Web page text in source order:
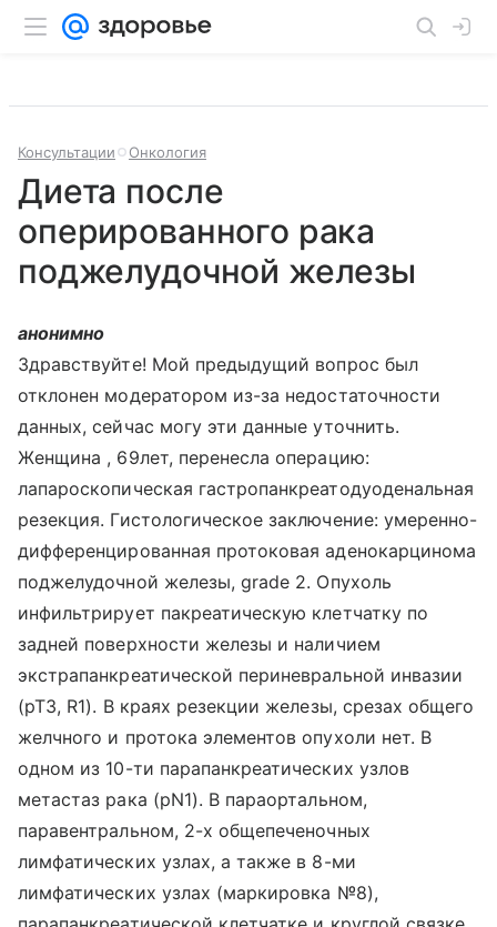
Консультации Онкология
Диета после
оперированного рака
поджелудочной железы
анонимно
Здравствуйте! Мой предыдущий вопрос был
отклонен модератором из-за недостаточности
данных, сейчас могу эти данные уточнить.
Женщина , 69лет, перенесла операцию:
лапароскопическая гастропанкреатодуоденальная
резекция. Гистологическое заключение: умеренно-
дифференцированная протоковая аденокарцинома
поджелудочной железы, grade 2. Опухоль
инфильтрирует пакреатическую клетчатку по
задней поверхности железы и наличием
экстрапанкреатической периневральной инвазии
(pT3, R1). В краях резекции железы, срезах общего
желчного и протока элементов опухоли нет. В
одном из 10-ти парапанкреатических узлов
метастаз рака (pN1). В параортальном,
паравентральном, 2-х общепеченочных
лимфатических узлах, а также в 8-ми
лимфатических узлах (маркировка №8),